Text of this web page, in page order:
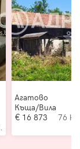
Агатово
Къща/Вила
16 873
76